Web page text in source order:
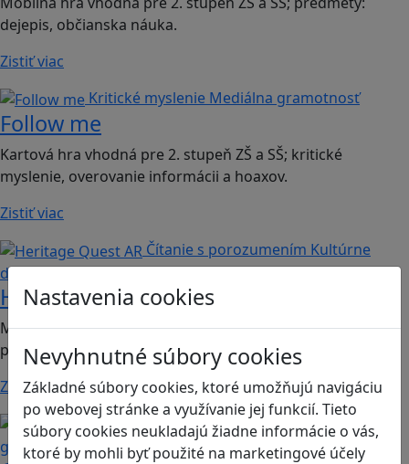
Nastavenia cookies
Nevyhnutné súbory cookies
Základné súbory cookies, ktoré umožňujú navigáciu
po webovej stránke a využívanie jej funkcií. Tieto
súbory cookies neukladajú žiadne informácie o vás,
ktoré by mohli byť použité na marketingové účely
dejepis, občianska náuka.
Zistiť viac
Kritické myslenie Mediálna gramotnosť
Follow me
Kartová hra vhodná pre 2. stupeň ZŠ a SŠ; kritické
myslenie, overovanie informácii a hoaxov.
Zistiť viac
Čítanie s porozumením Kultúrne
dedičstvo
Heritage Quest AR
Mobilná hra vhodná pre: 2. stupeň ZŠ, SŠ a gymnáziá;
predmet dejepis.
Zistiť viac
Kritické myslenie
Mediálna
gramotnosť